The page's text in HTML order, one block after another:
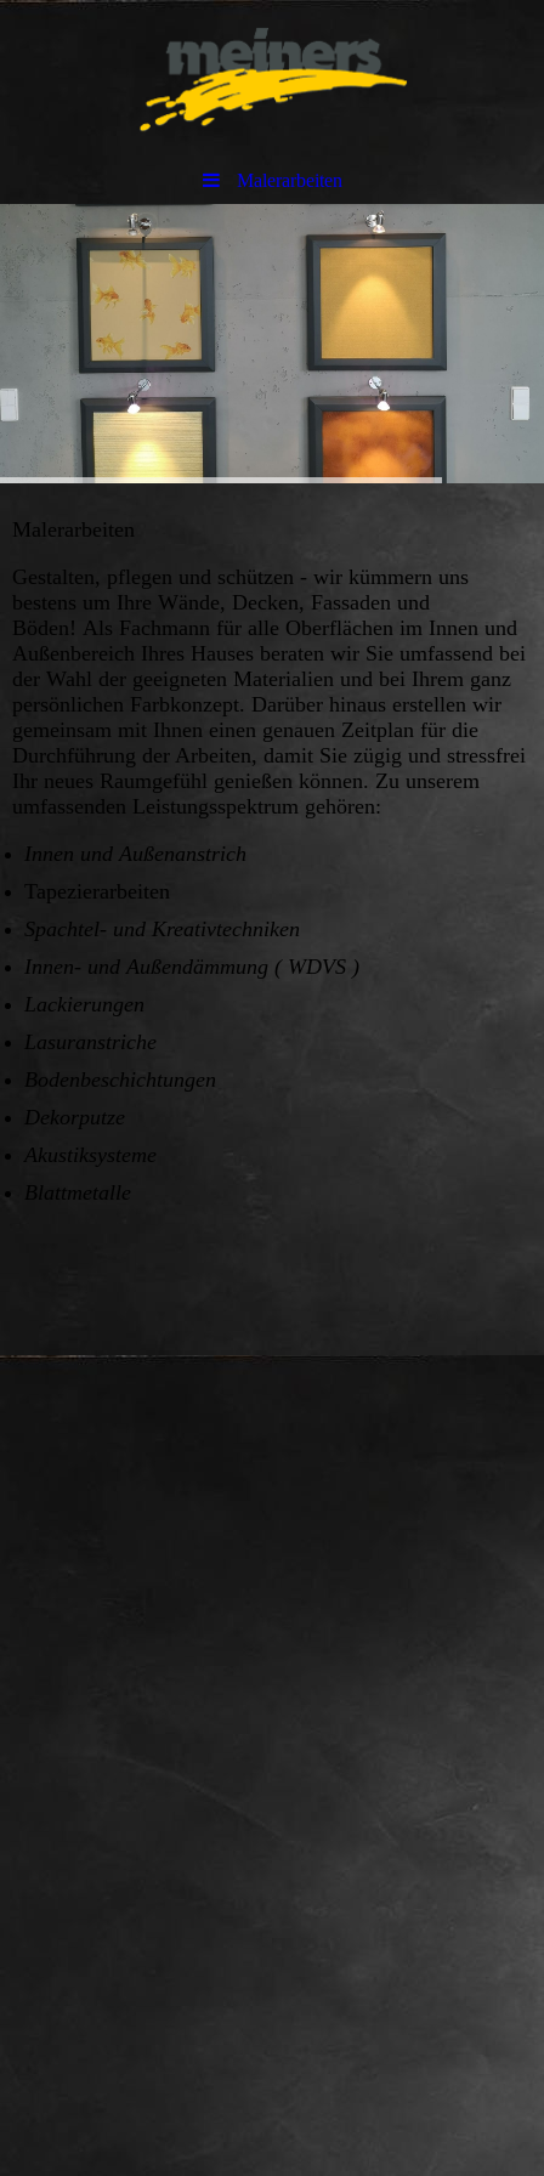
Malerarbeiten
Malerarbeiten
Gestalten, pflegen und schützen - wir kümmern uns
bestens um Ihre Wände, Decken, Fassaden und
Böden! Als Fachmann für alle Oberflächen im Innen und
Außenbereich Ihres Hauses beraten wir Sie umfassend bei
der Wahl der geeigneten Materialien und bei Ihrem ganz
persönlichen Farbkonzept. Darüber hinaus erstellen wir
gemeinsam mit Ihnen einen genauen Zeitplan für die
Durchführung der Arbeiten, damit Sie zügig und stressfrei
Ihr neues Raumgefühl genießen können. Zu unserem
umfassenden Leistungsspektrum gehören:
Innen und Außenanstrich
Tapezierarbeiten
Spachtel- und Kreativtechniken
Innen- und Außendämmung ( WDVS )
Lackierungen
Lasuranstriche
Bodenbeschichtungen
Dekorputze
Akustiksysteme
Blattmetalle